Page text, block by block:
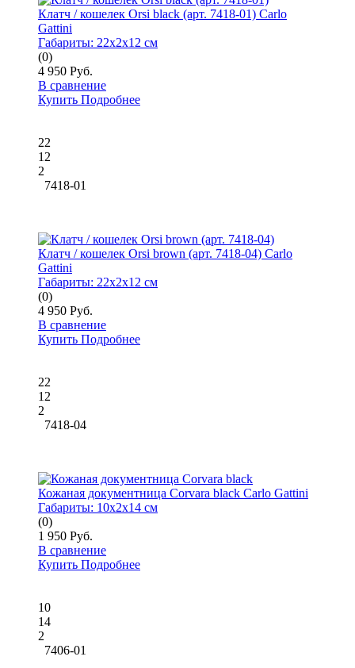
Клатч / кошелек Orsi black (арт. 7418-01) Carlo
Gattini
Габариты: 22x2x12 см
(0)
4 950 Руб.
В сравнение
Купить Подробнее
22
12
2
7418-01
Клатч / кошелек Orsi brown (арт. 7418-04) Carlo
Gattini
Габариты: 22x2x12 см
(0)
4 950 Руб.
В сравнение
Купить Подробнее
22
12
2
7418-04
Кожаная документница Corvara black Carlo Gattini
Габариты: 10x2x14 см
(0)
1 950 Руб.
В сравнение
Купить Подробнее
10
14
2
7406-01